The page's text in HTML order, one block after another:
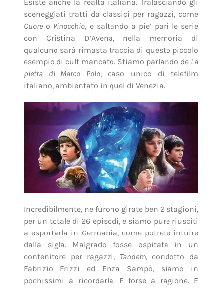
Esiste anche la realtà italiana. Tralasciando gli
sceneggiati tratti da classici per ragazzi, come
Cuoreo Pinocchio, e saltando a pie’ pari le serie
con Cristina D’Avena, nella memoria di
qualcuno sarà rimasta traccia di questo piccolo
esempio di cult mancato. Stiamo parlando de La
pietra di Marco Polo, caso unico di telefilm
italiano, ambientato in quel di Venezia.
Incredibilmente, ne furono girate ben 2 stagioni,
per un totale di 26 episodi, e siamo pure riusciti
a esportarla in Germania, come potrete intuire
dalla sigla. Malgrado fosse ospitata in un
contenitore per ragazzi, Tandem, condotto da
Fabrizio Frizzi ed Enza Sampò, siamo in
pochissimi a ricordarla. E forse a ragione. E